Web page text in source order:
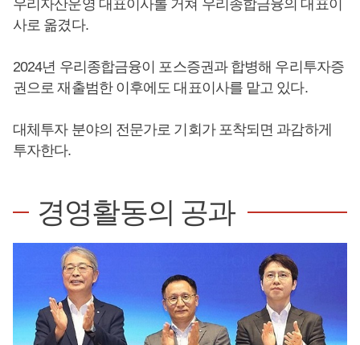
우리자산운영 대표이사롤 거쳐 우리종합금융의 대표이
사로 옮겼다.
2024년 우리종합금융이 포스증권과 합병해 우리투자증
권으로 재출범한 이후에도 대표이사를 맡고 있다.
대체투자 분야의 전문가로 기회가 포착되면 과감하게
투자한다.
경영활동의 공과